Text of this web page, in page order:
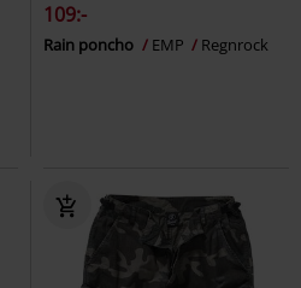
109:-
Rain poncho EMP Regnrock